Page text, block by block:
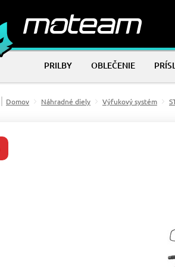
PRILBY OBLEČENIE
Domov Náhradné diely Výfukový systém